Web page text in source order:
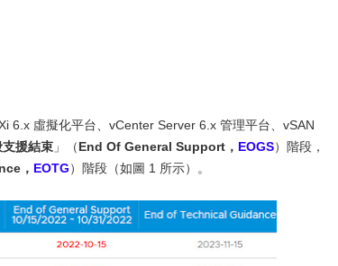
6.x 虛擬化平台、vCenter Server 6.x 管理平台、vSAN
支援結束 」（End Of General Support， EOGS）階段，
， EOTG）階段（如圖 1 所示）。